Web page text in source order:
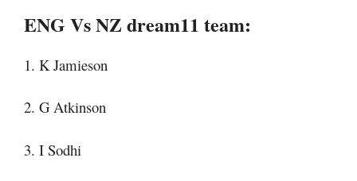
ENG Vs NZ dream11 team:
1. K Jamieson
2. G Atkinson
3. I Sodhi